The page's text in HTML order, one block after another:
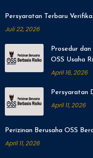
Persyaratan Terbaru
Juli 22, 2026
Prosedur
OSS Usaha
April 16, 2026
Persyaratan
April 11, 2026
Perizinan Berusaha OSS
April 11, 2026